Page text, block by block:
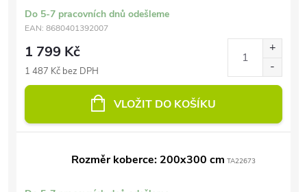
Do 5-7 pracovních dnů odešleme
EAN: 8680401392007
1 799 Kč
1 487 Kč bez DPH
VLOŽIT DO KOŠÍKU
Rozměr koberce: 200x300 cm TA22673